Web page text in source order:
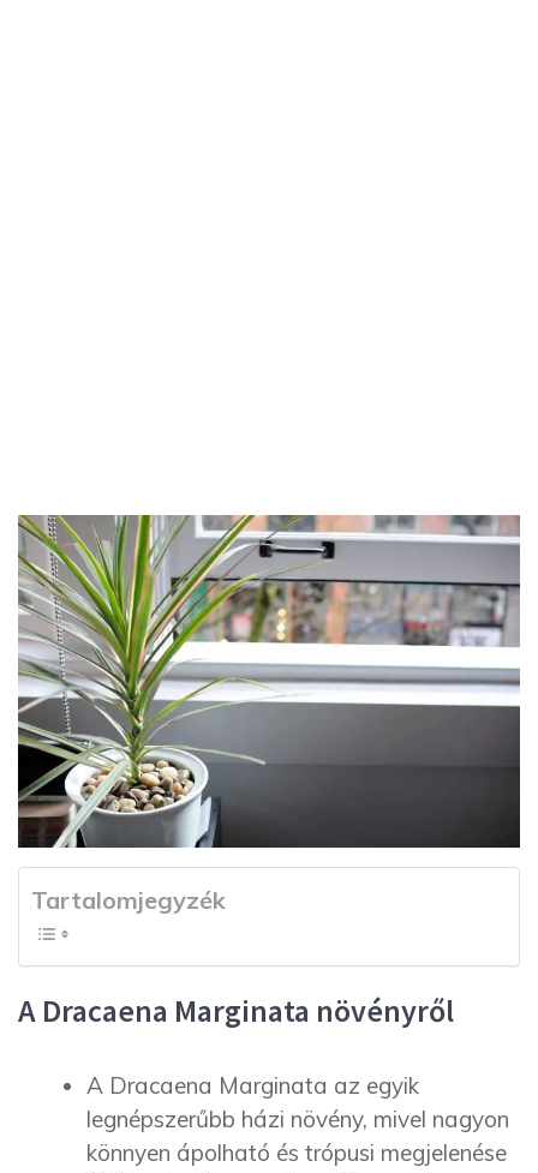
Tartalomjegyzék
A Dracaena Marginata növényről
A Dracaena Marginata az egyik
legnépszerűbb házi növény, mivel nagyon
könnyen ápolható és trópusi megjelenése